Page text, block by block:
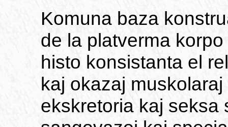
Komuna baza
de la platverma
histo konsistanta el
kaj okazaj
ekskretoria kaj seksa